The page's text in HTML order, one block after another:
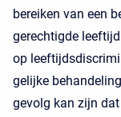
bereiken van een
gerechtigde
op
gelijke
gevolg kan zijn